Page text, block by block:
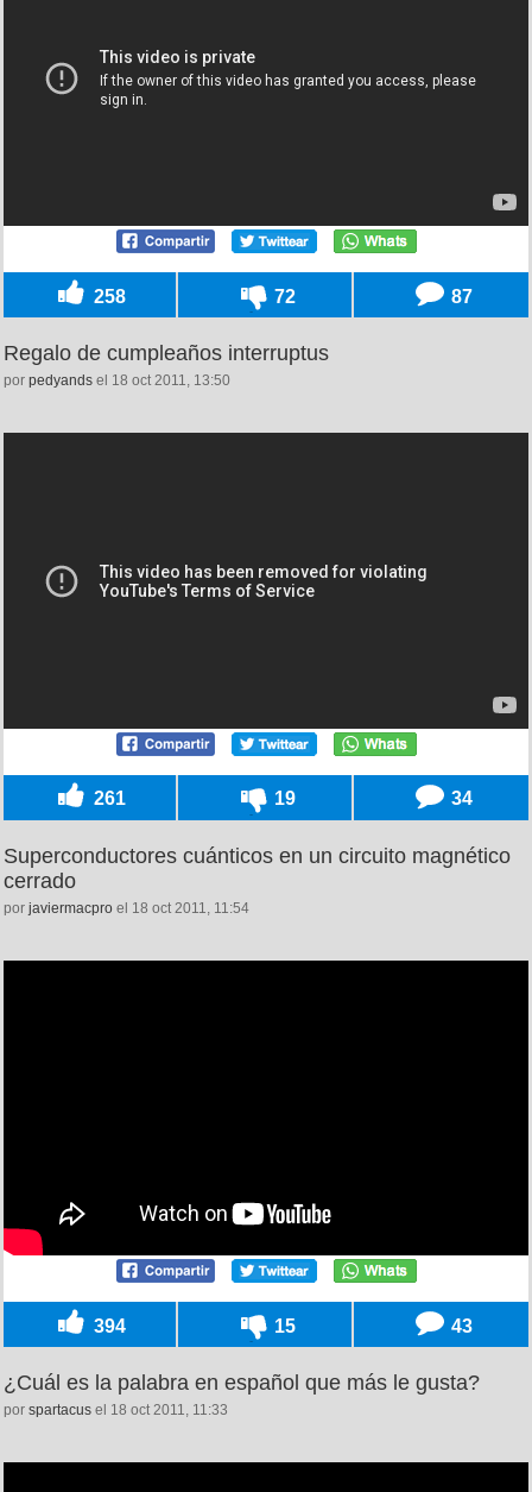
258 72 87
Regalo de cumpleaños interruptus
por pedyands el 18 oct 2011, 13:50
261 19 34
Superconductores cuánticos en un circuito magnético
cerrado
por javiermacpro el 18 oct 2011, 11:54
394 15 43
¿Cuál es la palabra en español que más le gusta?
por spartacus el 18 oct 2011, 11:33